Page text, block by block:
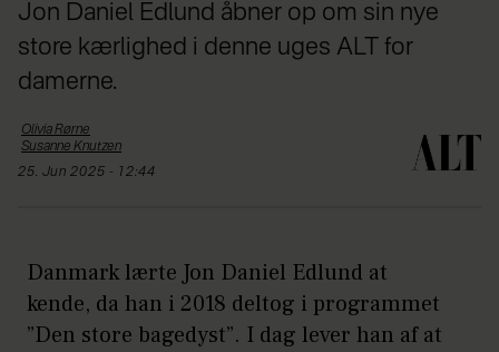
Jon Daniel Edlund åbner op om sin nye
store kærlighed i denne uges ALT for
damerne.
OliviaRørne
Susanne Knutzen
25. Jun 2025 - 12:44
Danmark lærte Jon Daniel Edlund at
kende, da han i 2018 deltog i programmet
”Den store bagedyst”. I dag lever han af at